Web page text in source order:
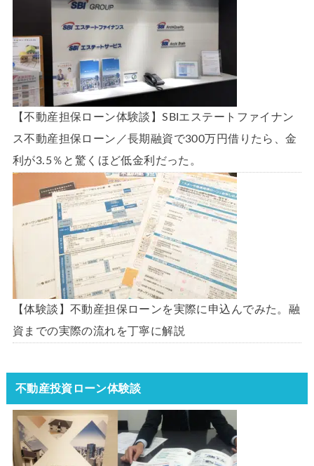
【不動産担保ローン体験談】SBIエステートファイナン
ス不動産担保ローン／長期融資で300万円借りたら、金
利が3.5％と驚くほど低金利だった。
【体験談】不動産担保ローンを実際に申込んでみた。融
資までの実際の流れを丁寧に解説
不動産投資ローン体験談